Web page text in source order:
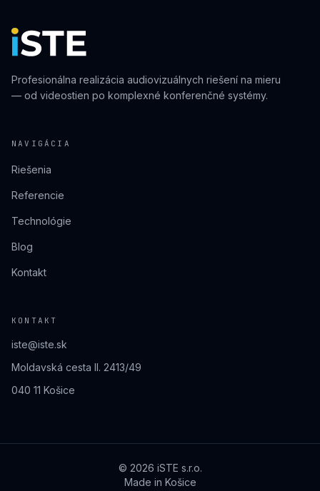
Profesionálna realizácia audiovizuálnych riešení na mieru
— od videostien po komplexné konferenčné systémy.
NAVIGÁCIA
Riešenia
Referencie
Technológie
Blog
Kontakt
KONTAKT
iste@iste.sk
Moldavská cesta II. 2413/49
040 11 Košice
© 2026 iSTE s.r.o.
Made in Košice